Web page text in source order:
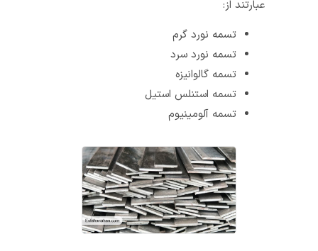
تسمه نورد گرم
تسمه نورد سرد
تسمه گالوانیزه
تسمه استنلس استیل
تسمه آلومینیوم